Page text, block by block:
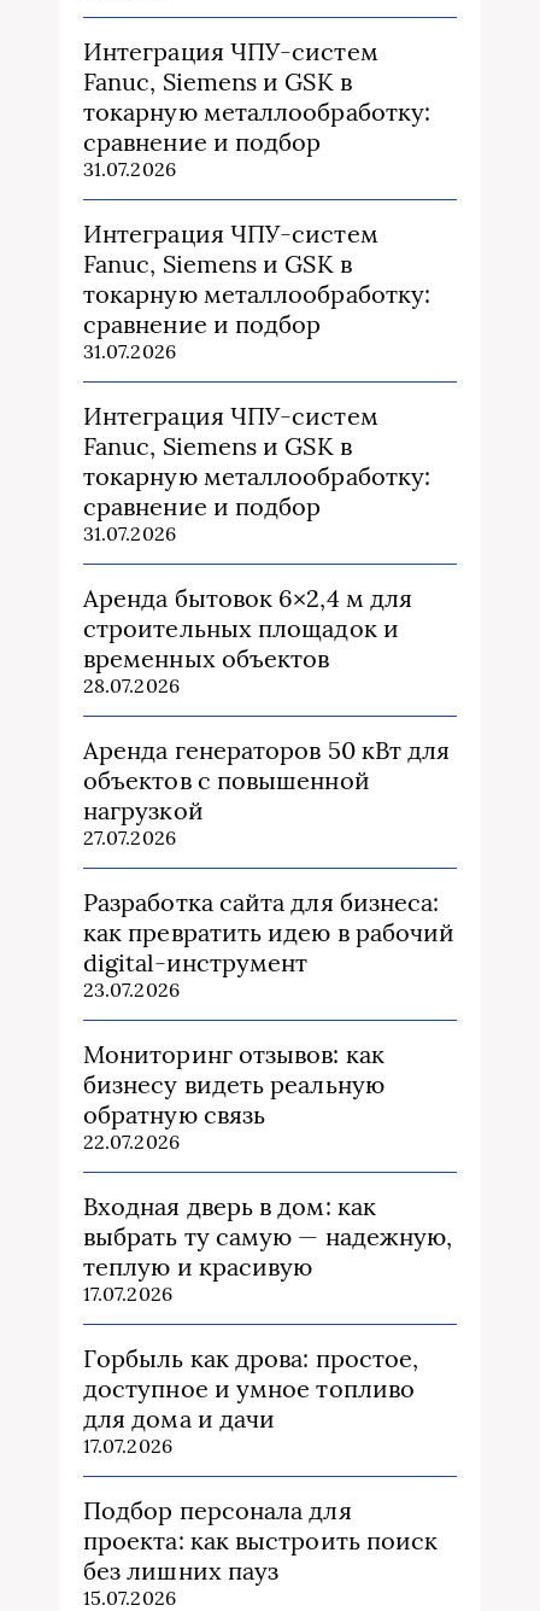
Интеграция ЧПУ-систем
Fanuc, Siemens и GSK в
токарную металлообработку:
сравнение и подбор
31.07.2026
Интеграция ЧПУ-систем
Fanuc, Siemens и GSK в
токарную металлообработку:
сравнение и подбор
31.07.2026
Интеграция ЧПУ-систем
Fanuc, Siemens и GSK в
токарную металлообработку:
сравнение и подбор
31.07.2026
Аренда бытовок 6×2,4 м для
строительных площадок и
временных объектов
28.07.2026
Аренда генераторов 50 кВт для
объектов с повышенной
нагрузкой
27.07.2026
Разработка сайта для бизнеса:
как превратить идею в рабочий
digital-инструмент
23.07.2026
Мониторинг отзывов: как
бизнесу видеть реальную
обратную связь
22.07.2026
Входная дверь в дом: как
выбрать ту самую — надежную,
теплую и красивую
17.07.2026
Горбыль как дрова: простое,
доступное и умное топливо
для дома и дачи
17.07.2026
Подбор персонала для
проекта: как выстроить поиск
без лишних пауз
15.07.2026